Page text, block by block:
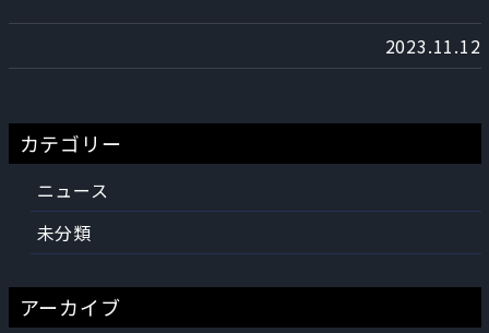
2023.11.12
カテゴリー
ニュース
未分類
アーカイブ